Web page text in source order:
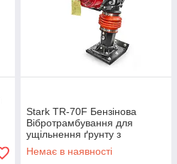
Stark TR-70F Бензінова
Вібротрамбування для
ущільнення ґрунту з
двигуном Loncin (аналог
Honda)
Немає в наявності